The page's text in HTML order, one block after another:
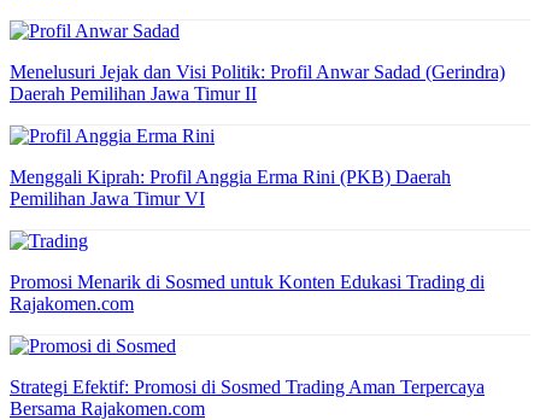
Menelusuri Jejak dan Visi Politik: Profil Anwar Sadad (Gerindra)
Daerah Pemilihan Jawa Timur II
Menggali Kiprah: Profil Anggia Erma Rini (PKB) Daerah
Pemilihan Jawa Timur VI
Promosi Menarik di Sosmed untuk Konten Edukasi Trading di
Rajakomen.com
Strategi Efektif: Promosi di Sosmed Trading Aman Terpercaya
Bersama Rajakomen.com